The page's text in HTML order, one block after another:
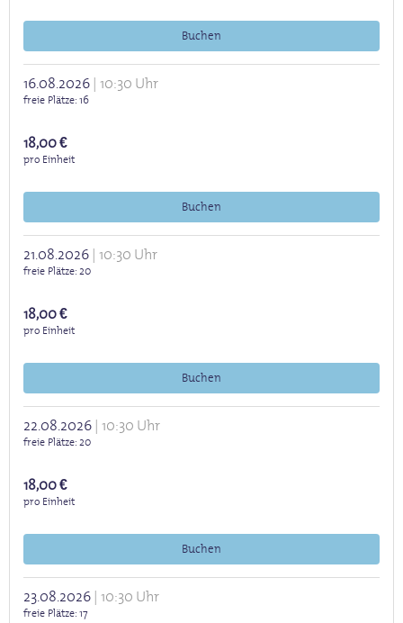
Buchen
16.08.2026 10:30 Uhr
freie Plätze 16
18,00 €
pro Einheit
Buchen
21.08.2026 10:30 Uhr
freie Plätze 20
18,00 €
pro Einheit
Buchen
22.08.2026 10:30 Uhr
freie Plätze 20
18,00 €
pro Einheit
Buchen
23.08.2026 10:30 Uhr
freie Plätze 17